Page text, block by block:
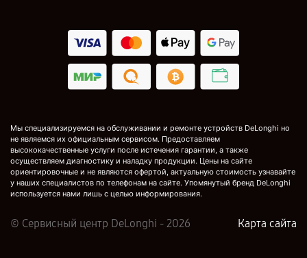
Мы специализируемся на обслуживании и ремонте устройств DeLonghi но
не являемся их официальным сервисом. Предоставляем
высококачественные услуги после истечения гарантии, а также
осуществляем диагностику и наладку продукции. Цены на сайте
ориентировочные и не являются офертой, актуальную стоимость узнавайте
у наших специалистов по телефонам на сайте. Упомянутый бренд DeLonghi
используется нами лишь с целью информирования.
© Сервисный центр DeLonghi - 2026 Карта сайта